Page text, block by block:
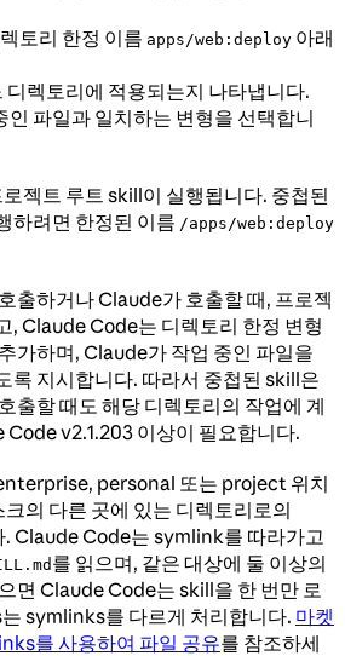
토리 한정 이름 apps/web:deploy 아래
디렉토리에 적용되는지 나타냅니다.
파일과 일치하는 변형을 선택합니
젝트 루트 skill이 실행됩니다. 중첩된
하려면 한정된 이름 /apps/web:deploy
출하거나 Claude가 호출할 때, 프로젝
, Claude Code는 디렉토리 한정 변형
가하며, Claude가 작업 중인 파일을
록 지시합니다. 따라서 중첩된 skill은
출할 때도 해당 디렉토리의 작업에 계
v2.1.203 이상이 필요합니다.
personal 또는 project 위치
의 다른 곳에 있는 디렉토리로의
Claude Code는 symlink를 따라가고
를 읽으며, 같은 대상에 둘 이상의
면 Claude Code는 skill을 한 번만 로
symlinks를 다르게 처리합니다. 마켓
를 사용하여 파일 공유를 참조하세